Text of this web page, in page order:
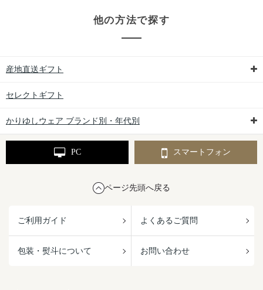
他の方法で探す
産地直送ギフト
セレクトギフト
かりゆしウェア ブランド別・年代別
PC スマートフォン
ページ先頭へ戻る
ご利用ガイド よくあるご質問
包装・熨斗について お問い合わせ